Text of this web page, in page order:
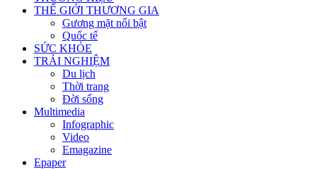
THẾ GIỚI THƯƠNG GIA
Gương mặt nổi bật
Quốc tế
SỨC KHỎE
TRẢI NGHIỆM
Du lịch
Thời trang
Đời sống
Multimedia
Infographic
Video
Emagazine
Epaper